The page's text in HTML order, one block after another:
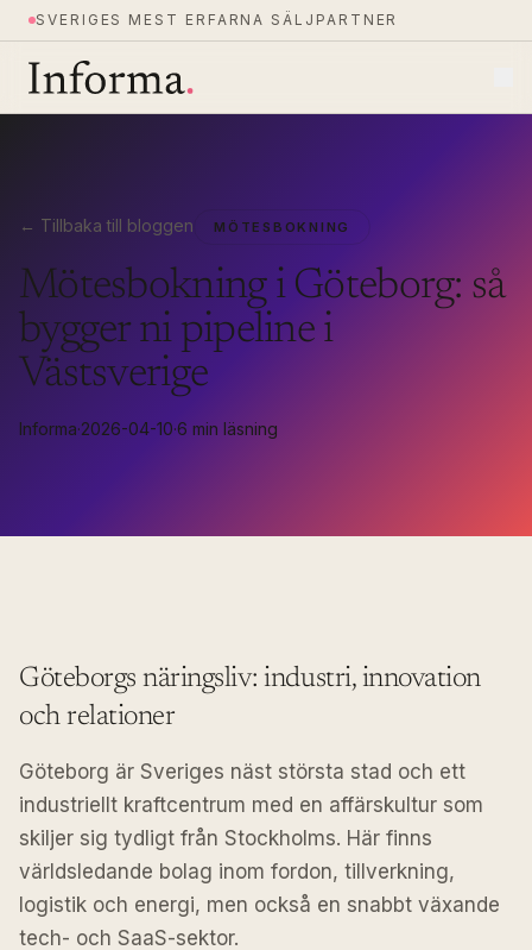
SVERIGES MEST ERFARNA SÄLJPARTNER
← Tillbaka till bloggen MÖTESBOKNING
Mötesbokning i Göteborg: så
bygger ni pipeline i
Västsverige
Informa·2026-04-10·6 min läsning
Göteborgs näringsliv: industri, innovation
och relationer
Göteborg är Sveriges näst största stad och ett
industriellt kraftcentrum med en affärskultur som
skiljer sig tydligt från Stockholms. Här finns
världsledande bolag inom fordon, tillverkning,
logistik och energi, men också en snabbt växande
tech- och SaaS-sektor.